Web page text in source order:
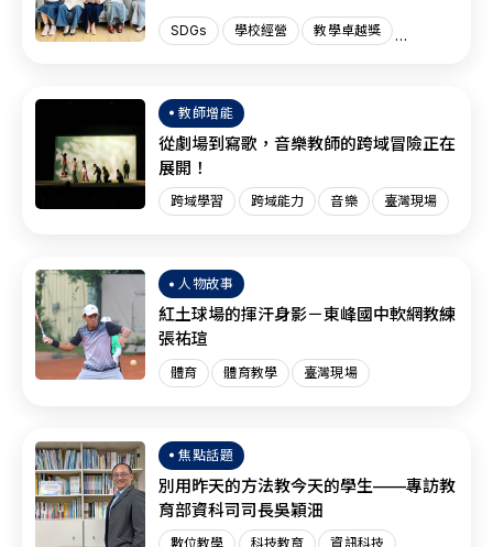
SDGs 學校經營 教學卓越獎
教師增能
從劇場到寫歌，音樂教師的跨域冒險正在
展開！
跨域學習 跨域能力 音樂 臺灣現場
人物故事
紅土球場的揮汗身影－東峰國中軟網教練
張祐瑄
體育 體育教學 臺灣現場
焦點話題
別用昨天的方法教今天的學生——專訪教
育部資科司司長吳穎沺
數位教學 科技教育 資訊科技